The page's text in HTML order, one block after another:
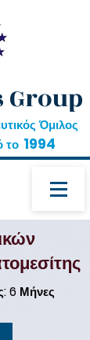
Όμιλος
το 1994
6 Μήνες